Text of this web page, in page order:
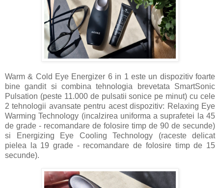
Warm & Cold Eye Energizer 6 in 1 este un dispozitiv foarte
bine gandit si combina tehnologia brevetata SmartSonic
Pulsation (peste 11.000 de pulsatii sonice pe minut) cu cele
2 tehnologii avansate pentru acest dispozitiv: Relaxing Eye
Warming Technology (incalzirea uniforma a suprafetei la 45
de grade - recomandare de folosire timp de 90 de secunde)
si Energizing Eye Cooling Technology (raceste delicat
pielea la 19 grade - recomandare de folosire timp de 15
secunde).